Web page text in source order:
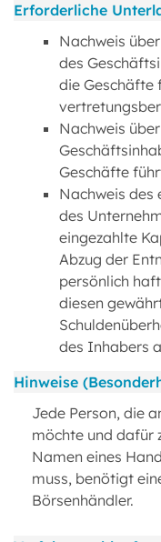
Erforderliche
Nachweis
des
die Geschäfte
Nachweis
Geschäfte
Nachweis des
des
eingezahlte
Abzug der
persönlich
diesen
des Inhabers
Hinweise
Jede Person, die
möchte und dafür
Namen eines
muss, benötigt
Börsenhändler.